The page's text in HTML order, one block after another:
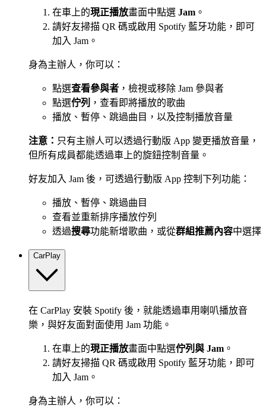
在車上的現正播放畫面中點選 Jam 。
請好友掃描 QR 碼或啟用 Spotify 藍牙功能，即可
加入 Jam。
身為主辦人，你可以：
點選查看參與者 ，檢視或移除 Jam 參與者
點選佇列 ，查看即將播放的歌曲
播放、暫停、跳過曲目，以及控制播放音量
注意： 只有主辦人可以透過行動版 App 變更播放音量，
但所有成員都能透過車上的旋鈕控制音量。
好友加入 Jam 後，可透過行動版 App 控制下列功能：
播放、暫停、跳過曲目
查看並重新排序播放佇列
透過搜尋功能新增歌曲，或從群組推薦內容中選擇
CarPlay
在 CarPlay 安裝 Spotify 後，就能透過車用喇叭播放音
樂，與好友面對面使用 Jam 功能。
在車上的現正播放畫面中點選佇列與 Jam 。
請好友掃描 QR 碼或啟用 Spotify 藍牙功能，即可
加入 Jam。
身為主辦人，你可以：